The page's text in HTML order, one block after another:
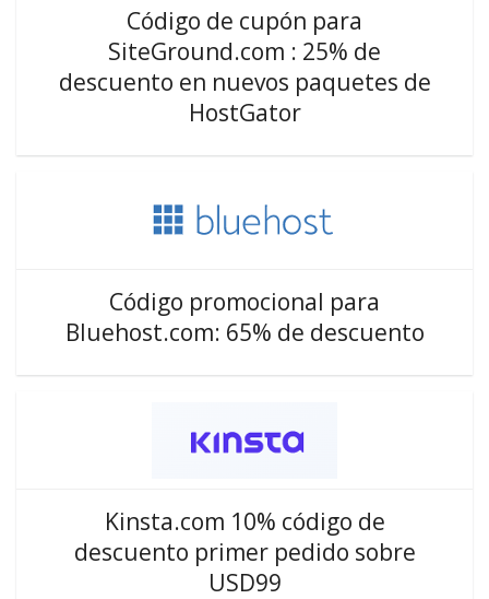
Código de cupón para
SiteGround.com : 25% de
descuento en nuevos paquetes de
HostGator
Código promocional para
Bluehost.com: 65% de descuento
Kinsta.com 10% código de
descuento primer pedido sobre
USD99